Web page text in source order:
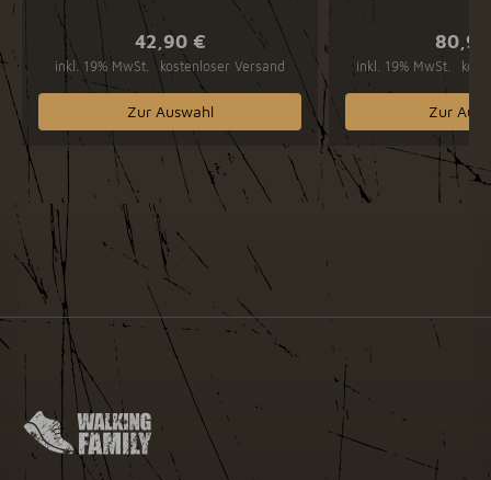
42,90 €
inkl. 19% MwSt. kostenloser Versand
Zur Auswahl
inkl. 19% MwSt.
Zur